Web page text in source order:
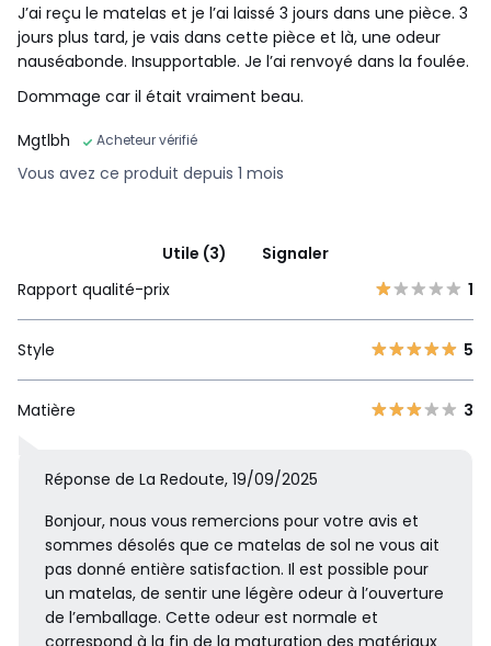
J’ai reçu le matelas et je l’ai laissé 3 jours dans une pièce. 3
jours plus tard, je vais dans cette pièce et là, une odeur
nauséabonde. Insupportable. Je l’ai renvoyé dans la foulée.
Dommage car il était vraiment beau.
Mgtlbh
Acheteur vérifié
Vous avez ce produit depuis 1 mois
Utile (3)
Signaler
Rapport qualité-prix
1
Style 5
Matière 3
Réponse de La Redoute, 19/09/2025
Bonjour, nous vous remercions pour votre avis et
sommes désolés que ce matelas de sol ne vous ait
pas donné entière satisfaction. Il est possible pour
un matelas, de sentir une légère odeur à l’ouverture
de l’emballage. Cette odeur est normale et
correspond à la fin de la maturation des matériaux